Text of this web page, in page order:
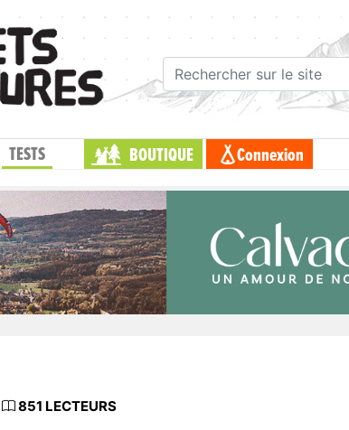
TESTS BOUTIQUE Connexion
851 LECTEURS